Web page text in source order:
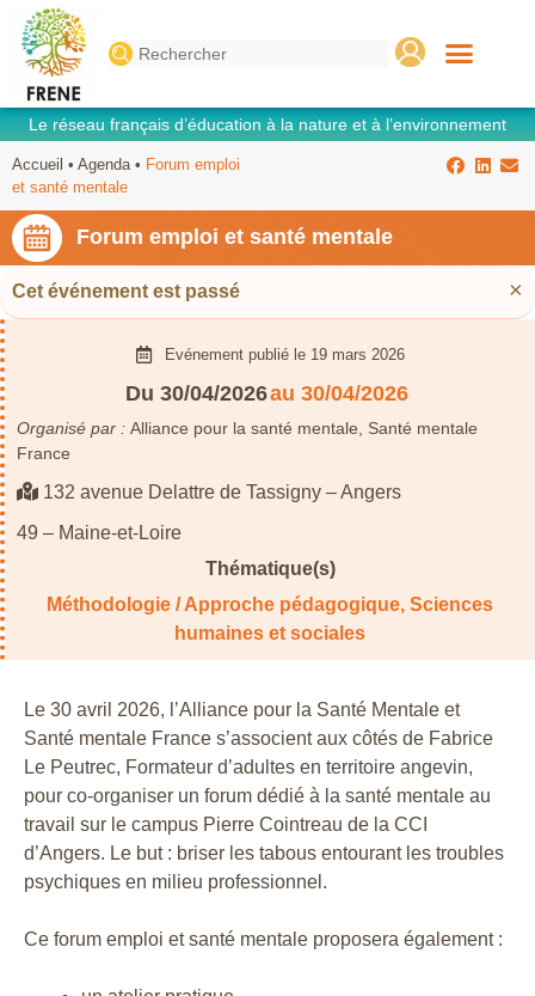
Search
for:
Le réseau français d’éducation à la nature et à l’environnement
Accueil • Agenda • Forum emploi
et santé mentale
Forum emploi et santé mentale
Cet événement est passé ×
Le 30 avril 2026, l’Alliance pour la Santé Mentale et
Santé mentale France s’associent aux côtés de Fabrice
Le Peutrec, Formateur d’adultes en territoire angevin,
pour co-organiser un forum dédié à la santé mentale au
travail sur le campus Pierre Cointreau de la CCI
d’Angers. Le but : briser les tabous entourant les troubles
psychiques en milieu professionnel.
Ce forum emploi et santé mentale proposera également :
Evénement publié le 19 mars 2026
Du 30/04/2026au 30/04/2026
Organisé par : Alliance pour la santé mentale, Santé mentale
France
132 avenue Delattre de Tassigny – Angers
49 – Maine-et-Loire
Thématique(s)
Méthodologie / Approche pédagogique, Sciences
humaines et sociales